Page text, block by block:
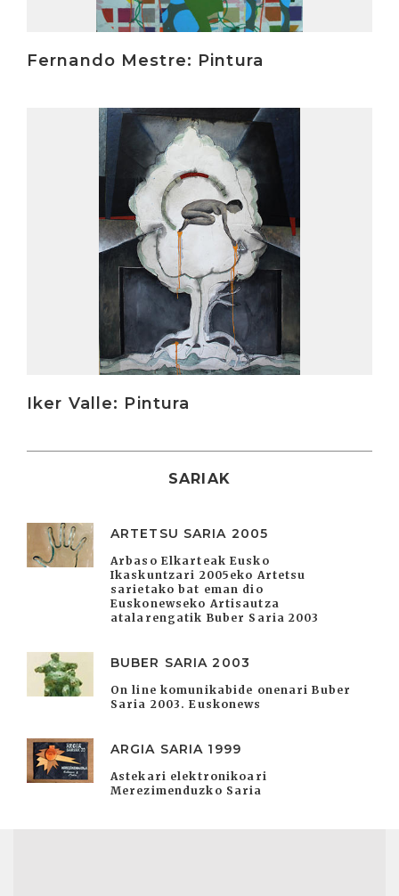
Fernando Mestre: Pintura
Iker Valle: Pintura
SARIAK
ARTETSU SARIA 2005
Arbaso Elkarteak Eusko
Ikaskuntzari 2005eko Artetsu
sarietako bat eman dio
Euskonewseko Artisautza
atalarengatik Buber Saria 2003
BUBER SARIA 2003
On line komunikabide onenari Buber
Saria 2003. Euskonews
ARGIA SARIA 1999
Astekari elektronikoari
Merezimenduzko Saria